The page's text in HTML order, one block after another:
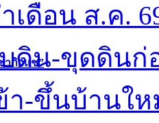
ากิวแช”
เดือน ส.ค.
ดิน-ขุดดินก่
า-ขึ้นบ้านใ